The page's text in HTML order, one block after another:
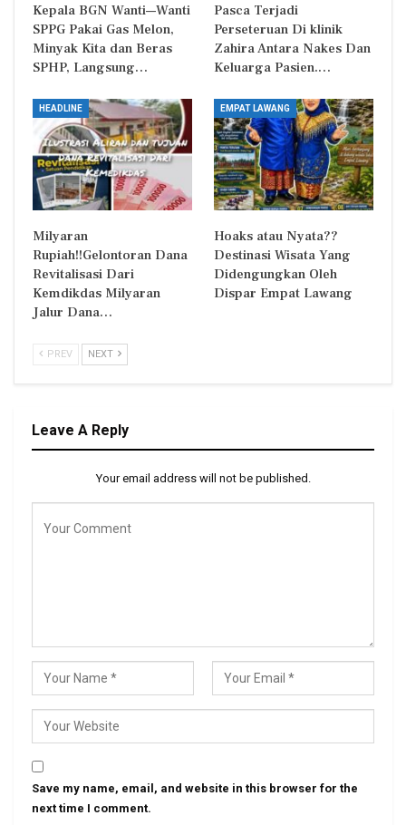
Kepala BGN Wanti—Wanti
SPPG Pakai Gas Melon,
Minyak Kita dan Beras
SPHP, Langsung…
Pasca Terjadi
Perseteruan Di klinik
Zahira Antara Nakes Dan
Keluarga Pasien.…
HEADLINE
Milyaran
Rupiah!!Gelontoran Dana
Revitalisasi Dari
Kemdikdas Milyaran
Jalur Dana…
EMPAT LAWANG
Hoaks atau Nyata??
Destinasi Wisata Yang
Didengungkan Oleh
Dispar Empat Lawang
PREV NEXT
Leave A Reply
Your email address will not be published.
Save my name, email, and website in this browser for the
next time I comment.